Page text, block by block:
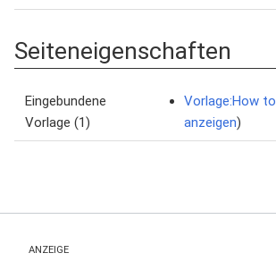
Seiteneigenschaften
Eingebundene
Vorlage (1)
Vorlage:How to
anzeigen)
ANZEIGE